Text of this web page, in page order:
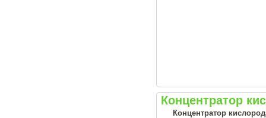
Концентратор
Концентратор